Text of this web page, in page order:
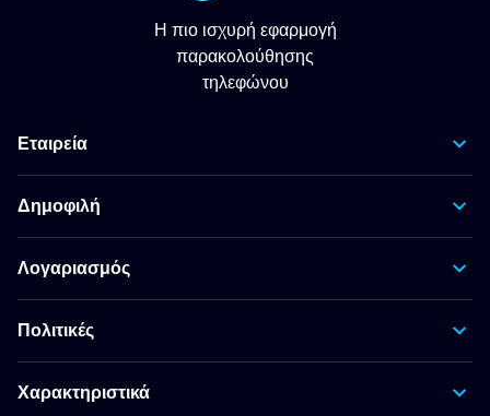
Η πιο ισχυρή εφαρμογή
παρακολούθησης
τηλεφώνου
Εταιρεία
Δημοφιλή
Λογαριασμός
Πολιτικές
Χαρακτηριστικά